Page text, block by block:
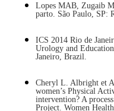
Lopes MAB, Zugaib
parto. São Paulo, SP:
ICS 2014 Rio de
Urology and
Janeiro, Brazil.
Cheryl L. Albrightet
women’s Physical
intervention? A
Project. Women